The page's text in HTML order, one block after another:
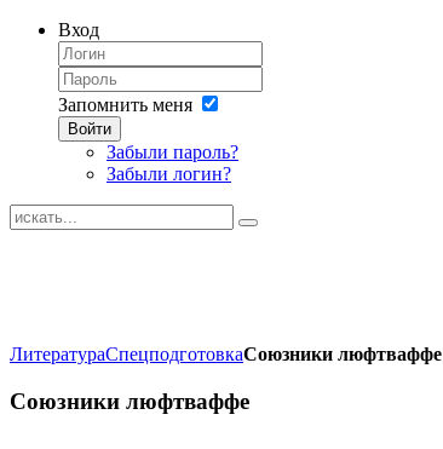
Вход
Запомнить меня
Войти
Забыли пароль?
Забыли логин?
ЛитератураСпецподготовкаСоюзники люфтваффе
Союзники люфтваффе